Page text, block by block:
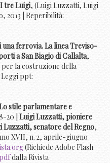
I tre Luigi, (Luigi Luzzatti, Luigi
2013 | Reperibilità:
una ferrovia. La linea Treviso-
a San Biagio di Callalta,
per la costruzione della
ppt:
stile parlamentare e
20 | Luigi Luzzatti, pioniere
Luzzatti, senatore del Regno,
XVII, n. 2, aprile-giugno
(Richiede Adobe Flash
dalla Rivista